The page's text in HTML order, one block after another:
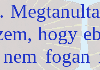
hogy
nem